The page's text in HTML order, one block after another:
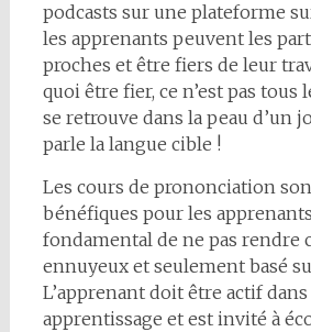
podcasts sur une plateforme
les apprenants peuvent les
proches et être fiers de leur
quoi être fier, ce n’est pas tous
se retrouve dans la peau d’un
parle la langue cible !
Les cours de prononciation
bénéfiques pour les
fondamental de ne pas rendre
ennuyeux et seulement basé
L’apprenant doit être actif
apprentissage et est invité à